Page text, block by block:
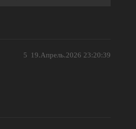
19.Апрель.2026 23:20:39
5